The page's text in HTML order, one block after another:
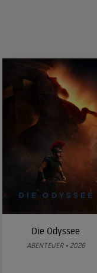
Die Odyssee
ABENTEUER • 2026